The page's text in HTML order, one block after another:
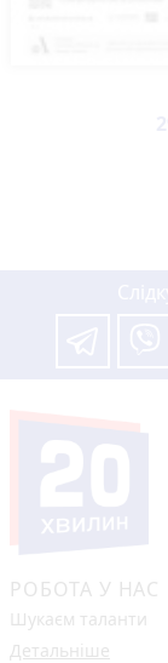
РОБОТА У НАС
Шукаєм таланти
Детальніше